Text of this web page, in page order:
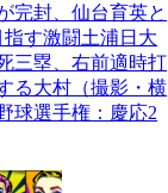
完封、仙台育英と
す激闘土浦日大
三塁、右前適時打
る大村（撮影・横
球選手権：慶応2